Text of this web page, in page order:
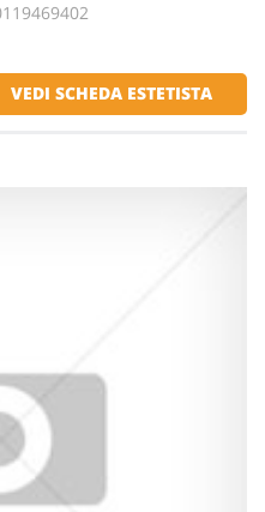
VEDI SCHEDA ESTETISTA